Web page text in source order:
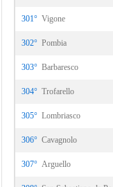
301° Vigone
302° Pombia
303° Barbaresco
304° Trofarello
305° Lombriasco
306° Cavagnolo
307° Arguello